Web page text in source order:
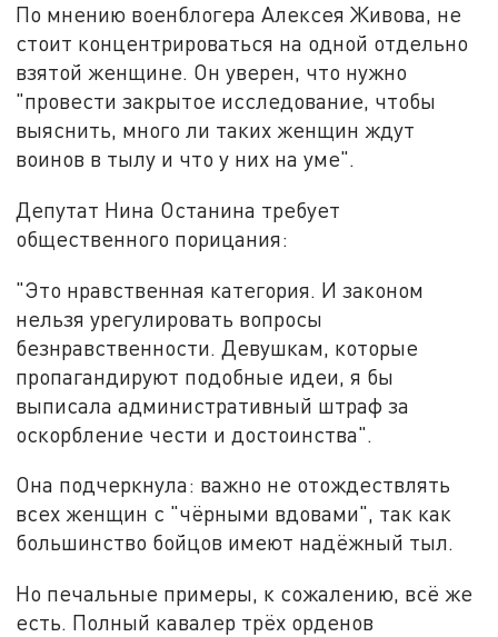
По мнению военблогера Алексея Живова, не
стоит концентрироваться на одной отдельно
взятой женщине. Он уверен, что нужно
"провести закрытое исследование, чтобы
выяснить, много ли таких женщин ждут
воинов в тылу и что у них на уме".
Депутат Нина Останина требует
общественного порицания:
"Это нравственная категория. И законом
нельзя урегулировать вопросы
безнравственности. Девушкам, которые
пропагандируют подобные идеи, я бы
выписала административный штраф за
оскорбление чести и достоинства".
Она подчеркнула: важно не отождествлять
всех женщин с "чёрными вдовами", так как
большинство бойцов имеют надёжный тыл.
Но печальные примеры, к сожалению, всё же
есть. Полный кавалер трёх орденов